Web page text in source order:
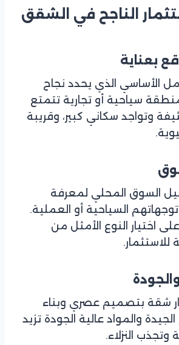
الناجح في الشقق
الأساسي الذي يحدد نجاح
منطقة سياحية أو تجارية تتمتع
وتواجد سكاني كبير، وقريبة
السوق المحلي لمعرفة
وتوجهاتهم السياحية أو العملية.
اختيار النوع الأمثل من
للاستثمار.
شقة بتصميم عصري وبناء
والمواد عالية الجودة تزيد
النزلاء.